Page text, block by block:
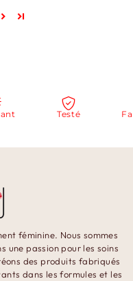
Testé
féminine. Nous sommes
une passion pour les soins
des produits fabriqués
dans les formules et les